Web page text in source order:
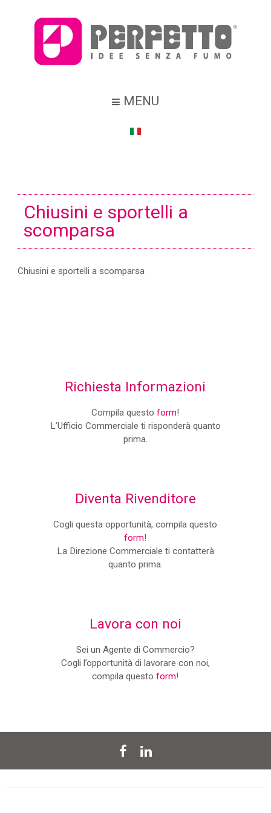
MENU
Chiusini e sportelli a
scomparsa
Chiusini e sportelli a scomparsa
Richiesta Informazioni
Compila questoform!
L’Ufficio Commerciale ti risponderà quanto
prima.
Diventa Rivenditore
Cogli questa opportunità, compila questo
form!
La Direzione Commerciale ti contatterà
quanto prima.
Lavora con noi
Sei un Agente di Commercio?
Cogli l’opportunità di lavorare con noi,
compila questoform!